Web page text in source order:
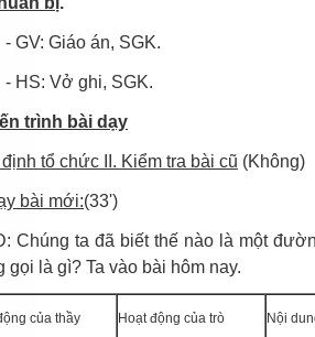
- GV: Giáo án, SGK.
- HS: Vở ghi, SGK.
trình bài dạy
tổ chức II. Kiểm tra bài cũ (Không)
bài mới:(33')
Chúng ta đã biết thế nào là một
gọi là gì? Ta vào bài hôm nay.
của thầy Hoạt động của trò Nội